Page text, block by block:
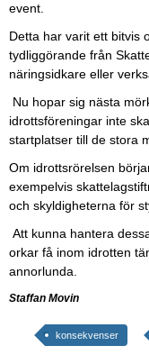
event.
Detta har varit ett bitvis
tydliggörande från
näringsidkare eller
Nu hopar sig nästa
idrottsföreningar inte
startplatser till de stora
Om idrottsrörelsen
exempelvis
och skyldigheterna för
Att kunna hantera
orkar få inom idrotten
annorlunda.
Staffan Movin
konsekvenser